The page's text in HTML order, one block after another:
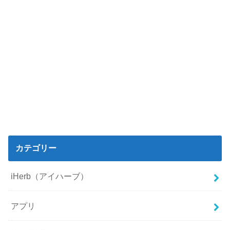
カテゴリー
iHerb（アイハーブ）
アプリ